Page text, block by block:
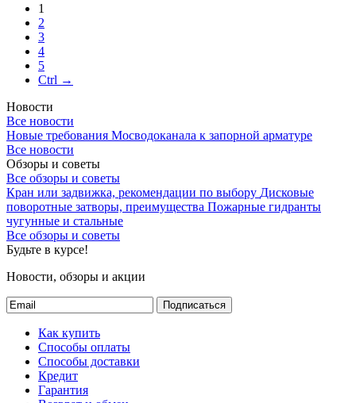
1
2
3
4
5
Ctrl →
Новости
Все новости
Новые требования Мосводоканала к запорной арматуре
Все новости
Обзоры и советы
Все обзоры и советы
Кран или задвижка, рекомендации по выбору Дисковые
поворотные затворы, преимущества Пожарные гидранты
чугунные и стальные
Все обзоры и советы
Будьте в курсе!
Новости, обзоры и акции
Подписаться
Как купить
Способы оплаты
Способы доставки
Кредит
Гарантия